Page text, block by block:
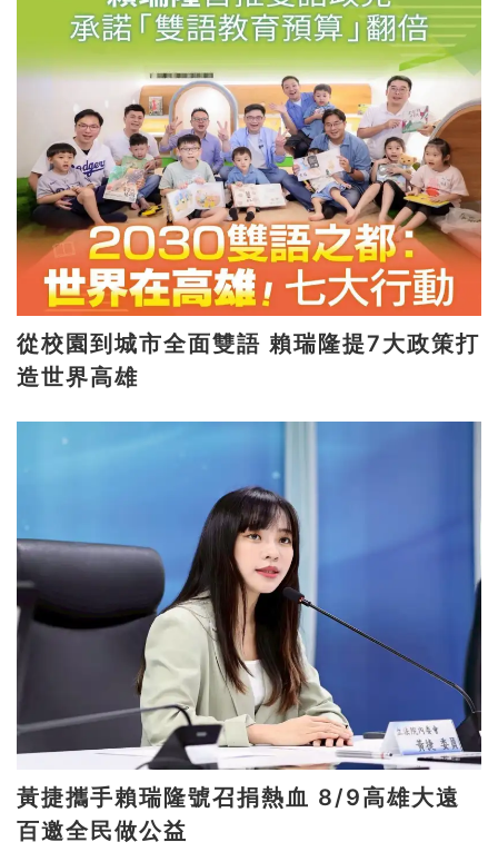
從校園到城市全面雙語 賴瑞隆提7大政策打
造世界高雄
黃捷攜手賴瑞隆號召捐熱血 8/9高雄大遠
百邀全民做公益